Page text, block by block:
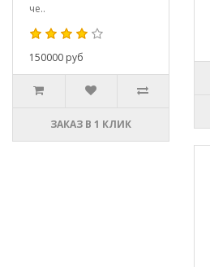
че..
150000 руб
ЗАКАЗ В 1 КЛИК